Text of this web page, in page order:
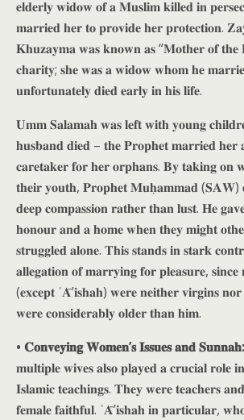
𝐞𝐥𝐝𝐞𝐫𝐥𝐲 𝐰𝐢𝐝𝐨𝐰 𝐨𝐟 𝐚 𝐌𝐮𝐬𝐥𝐢𝐦 𝐤𝐢𝐥𝐥𝐞𝐝 𝐢𝐧
𝐦𝐚𝐫𝐫𝐢𝐞𝐝 𝐡𝐞𝐫 𝐭𝐨 𝐩𝐫𝐨𝐯𝐢𝐝𝐞 𝐡𝐞𝐫 𝐩𝐫𝐨𝐭𝐞𝐜𝐭𝐢𝐨𝐧.
𝐊𝐡𝐮𝐳𝐚𝐲𝐦𝐚 𝐰𝐚𝐬 𝐤𝐧𝐨𝐰𝐧 𝐚𝐬 “𝐌𝐨𝐭𝐡𝐞𝐫 𝐨𝐟 𝐭𝐡𝐞
𝐜𝐡𝐚𝐫𝐢𝐭𝐲; 𝐬𝐡𝐞 𝐰𝐚𝐬 𝐚 𝐰𝐢𝐝𝐨𝐰 𝐰𝐡𝐨𝐦 𝐡𝐞
𝐮𝐧𝐟𝐨𝐫𝐭𝐮𝐧𝐚𝐭𝐞𝐥𝐲 𝐝𝐢𝐞𝐝 𝐞𝐚𝐫𝐥𝐲 𝐢𝐧 𝐡𝐢𝐬 𝐥𝐢𝐟𝐞.
𝐔𝐦𝐦 𝐒𝐚𝐥𝐚𝐦𝐚𝐡 𝐰𝐚𝐬 𝐥𝐞𝐟𝐭 𝐰𝐢𝐭𝐡 𝐲𝐨𝐮𝐧𝐠
𝐡𝐮𝐬𝐛𝐚𝐧𝐝 𝐝𝐢𝐞𝐝 – 𝐭𝐡𝐞 𝐏𝐫𝐨𝐩𝐡𝐞𝐭 𝐦𝐚𝐫𝐫𝐢𝐞𝐝
𝐜𝐚𝐫𝐞𝐭𝐚𝐤𝐞𝐫 𝐟𝐨𝐫 𝐡𝐞𝐫 𝐨𝐫𝐩𝐡𝐚𝐧𝐬. 𝐁𝐲 𝐭𝐚𝐤𝐢𝐧𝐠 𝐨𝐧
𝐭𝐡𝐞𝐢𝐫 𝐲𝐨𝐮𝐭𝐡, 𝐏𝐫𝐨𝐩𝐡𝐞𝐭 𝐌𝐮𝐡̣𝐚𝐦𝐦𝐚𝐝 (𝐒𝐀𝐖)
𝐝𝐞𝐞𝐩 𝐜𝐨𝐦𝐩𝐚𝐬𝐬𝐢𝐨𝐧 𝐫𝐚𝐭𝐡𝐞𝐫 𝐭𝐡𝐚𝐧 𝐥𝐮𝐬𝐭. 𝐇𝐞
𝐡𝐨𝐧𝐨𝐮𝐫 𝐚𝐧𝐝 𝐚 𝐡𝐨𝐦𝐞 𝐰𝐡𝐞𝐧 𝐭𝐡𝐞𝐲 𝐦𝐢𝐠𝐡𝐭
𝐬𝐭𝐫𝐮𝐠𝐠𝐥𝐞𝐝 𝐚𝐥𝐨𝐧𝐞. 𝐓𝐡𝐢𝐬 𝐬𝐭𝐚𝐧𝐝𝐬 𝐢𝐧 𝐬𝐭𝐚𝐫𝐤
𝐚𝐥𝐥𝐞𝐠𝐚𝐭𝐢𝐨𝐧 𝐨𝐟 𝐦𝐚𝐫𝐫𝐲𝐢𝐧𝐠 𝐟𝐨𝐫 𝐩𝐥𝐞𝐚𝐬𝐮𝐫𝐞, 𝐬𝐢𝐧𝐜𝐞
(𝐞𝐱𝐜𝐞𝐩𝐭 ʿ𝐀̄’𝐢𝐬𝐡𝐚𝐡) 𝐰𝐞𝐫𝐞 𝐧𝐞𝐢𝐭𝐡𝐞𝐫 𝐯𝐢𝐫𝐠𝐢𝐧𝐬
𝐰𝐞𝐫𝐞 𝐜𝐨𝐧𝐬𝐢𝐝𝐞𝐫𝐚𝐛𝐥𝐲 𝐨𝐥𝐝𝐞𝐫 𝐭𝐡𝐚𝐧 𝐡𝐢𝐦.
• 𝐂𝐨𝐧𝐯𝐞𝐲𝐢𝐧𝐠 𝐖𝐨𝐦𝐞𝐧’𝐬 𝐈𝐬𝐬𝐮𝐞𝐬 𝐚𝐧𝐝 𝐒𝐮𝐧𝐧𝐚𝐡:
𝐦𝐮𝐥𝐭𝐢𝐩𝐥𝐞 𝐰𝐢𝐯𝐞𝐬 𝐚𝐥𝐬𝐨 𝐩𝐥𝐚𝐲𝐞𝐝 𝐚 𝐜𝐫𝐮𝐜𝐢𝐚𝐥 𝐫𝐨𝐥𝐞
𝐈𝐬𝐥𝐚𝐦𝐢𝐜 𝐭𝐞𝐚𝐜𝐡𝐢𝐧𝐠𝐬. 𝐓𝐡𝐞𝐲 𝐰𝐞𝐫𝐞 𝐭𝐞𝐚𝐜𝐡𝐞𝐫𝐬
𝐟𝐞𝐦𝐚𝐥𝐞 𝐟𝐚𝐢𝐭𝐡𝐟𝐮𝐥. ʿ𝐀̄’𝐢𝐬𝐡𝐚𝐡 𝐢𝐧 𝐩𝐚𝐫𝐭𝐢𝐜𝐮𝐥𝐚𝐫,